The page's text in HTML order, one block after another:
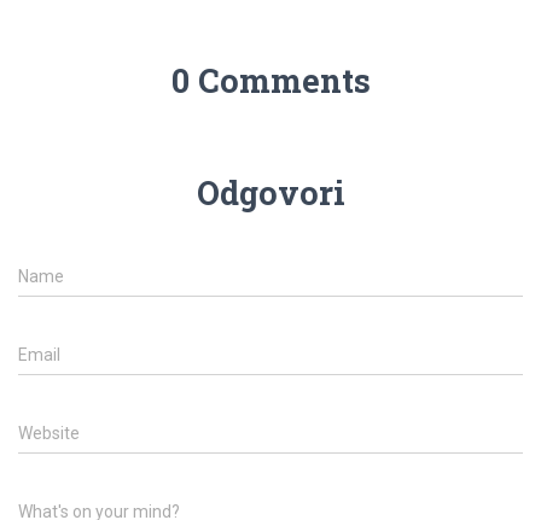
0 Comments
Odgovori
Name
Email
Website
What's on your mind?